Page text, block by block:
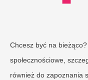
Chcesz być na
społecznościowe,
również do zapoznania